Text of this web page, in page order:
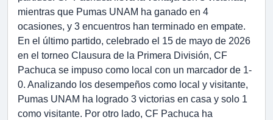
mientras que Pumas UNAM ha ganado en 4
ocasiones, y 3 encuentros han terminado en empate.
En el último partido, celebrado el 15 de mayo de 2026
en el torneo Clausura de la Primera División, CF
Pachuca se impuso como local con un marcador de 1-
0. Analizando los desempeños como local y visitante,
Pumas UNAM ha logrado 3 victorias en casa y solo 1
como visitante. Por otro lado, CF Pachuca ha